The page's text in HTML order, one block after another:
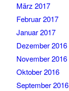
März 2017
Februar 2017
Januar 2017
Dezember 2016
November 2016
Oktober 2016
September 2016